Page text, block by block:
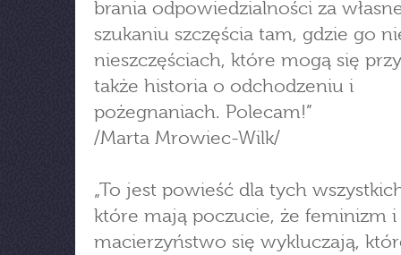
brania odpowiedzialności za
szukaniu szczęścia tam, gdzie go
nieszczęściach, które mogą się
także historia o odchodzeniu i
pożegnaniach. Polecam!”
/Marta Mrowiec-Wilk/
„To jest powieść dla tych
które mają poczucie, że feminizm i
macierzyństwo się wykluczają,